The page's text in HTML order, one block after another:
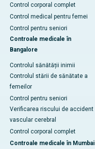
Control corporal complet
Control medical pentru femei
Control pentru seniori
Controale medicale în
Bangalore
Controlul sănătății inimii
Controlul stării de sănătate a
femeilor
Control pentru seniori
Verificarea riscului de accident
vascular cerebral
Control corporal complet
Controale medicale în Mumbai